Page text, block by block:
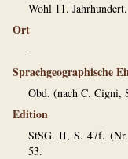
Wohl 11. Jahrhundert.
Ort
-
Sprachgeographische
Obd. (nach C. Cigni,
Edition
StSG. II, S. 47f.
53.